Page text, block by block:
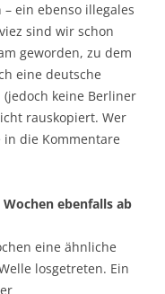
ein ebenso illegales
sind wir schon
geworden, zu dem
eine deutsche
keine Berliner
rauskopiert. Wer
die Kommentare
ebenfalls ab
eine ähnliche
losgetreten. Ein